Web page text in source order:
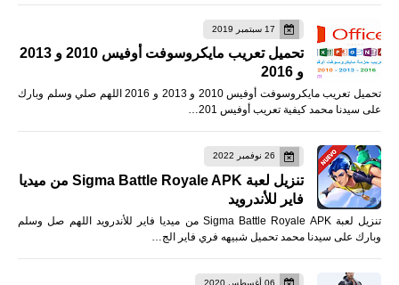
17 سبتمبر 2019
تحميل تعريب مايكروسوفت أوفيس 2010 و 2013
و 2016
تحميل تعريب مايكروسوفت أوفيس 2010 و 2013 و 2016 اللهم صلي وسلم وبارك
على سيدنا محمد كيفية تعريب أوفيس 201…
26 نوفمبر 2022
تنزيل لعبة Sigma Battle Royale APK من ميديا
فاير للأندرويد
تنزيل لعبة Sigma Battle Royale APK من ميديا فاير للأندرويد اللهم صل وسلم
وبارك على سيدنا محمد تحميل شبيهه فري فاير الج…
06 أغسطس 2020